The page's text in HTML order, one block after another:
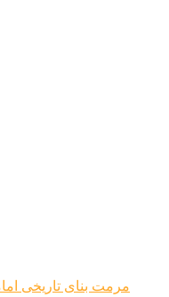
مرمت بنای تاریخی